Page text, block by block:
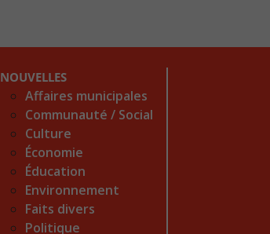
NOUVELLES
Affaires municipales
Communauté / Social
Culture
Économie
Éducation
Environnement
Faits divers
Politique